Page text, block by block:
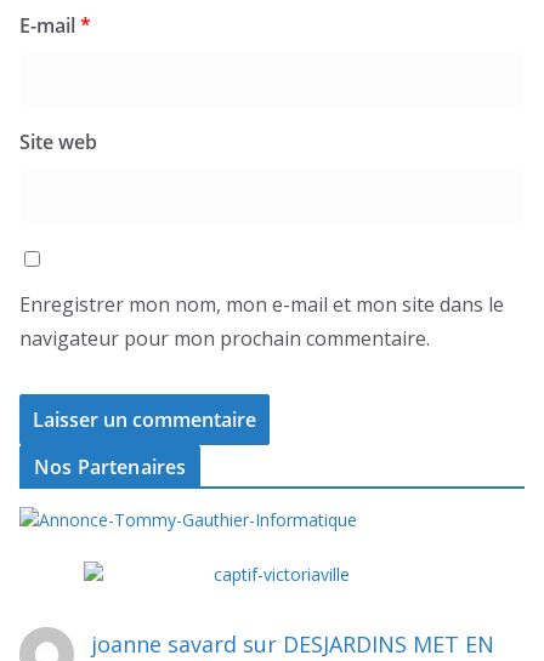
E-mail*
Site web
Enregistrer mon nom, mon e-mail et mon site dans le
navigateur pour mon prochain commentaire.
Nos Partenaires
joanne savard sur DESJARDINS MET EN